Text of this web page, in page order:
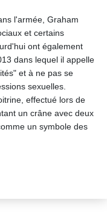
l'armée, Graham
et certains
ont également
dans lequel il appelle
et à ne pas se
sexuelles.
effectué lors de
un crâne avec deux
un symbole des